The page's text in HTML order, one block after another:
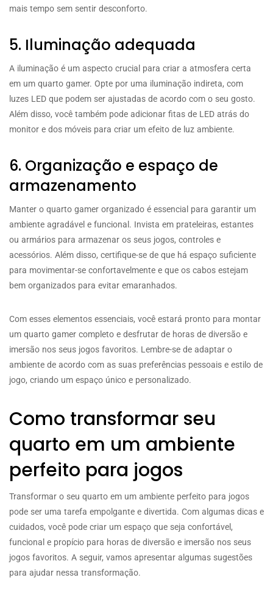
mais tempo sem sentir desconforto.
5. Iluminação adequada
A iluminação é um aspecto crucial para criar a atmosfera certa
em um quarto gamer. Opte por uma iluminação indireta, com
luzes LED que podem ser ajustadas de acordo com o seu gosto.
Além disso, você também pode adicionar fitas de LED atrás do
monitor e dos móveis para criar um efeito de luz ambiente.
6. Organização e espaço de
armazenamento
Manter o quarto gamer organizado é essencial para garantir um
ambiente agradável e funcional. Invista em prateleiras, estantes
ou armários para armazenar os seus jogos, controles e
acessórios. Além disso, certifique-se de que há espaço suficiente
para movimentar-se confortavelmente e que os cabos estejam
bem organizados para evitar emaranhados.
Com esses elementos essenciais, você estará pronto para montar
um quarto gamer completo e desfrutar de horas de diversão e
imersão nos seus jogos favoritos. Lembre-se de adaptar o
ambiente de acordo com as suas preferências pessoais e estilo de
jogo, criando um espaço único e personalizado.
Como transformar seu
quarto em um ambiente
perfeito para jogos
Transformar o seu quarto em um ambiente perfeito para jogos
pode ser uma tarefa empolgante e divertida. Com algumas dicas e
cuidados, você pode criar um espaço que seja confortável,
funcional e propício para horas de diversão e imersão nos seus
jogos favoritos. A seguir, vamos apresentar algumas sugestões
para ajudar nessa transformação.